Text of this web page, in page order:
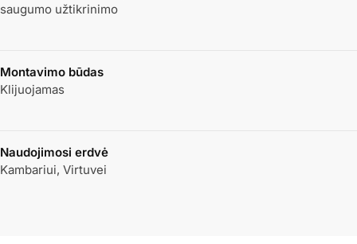
saugumo užtikrinimo
Montavimo būdas
Klijuojamas
Naudojimosi erdvė
Kambariui, Virtuvei